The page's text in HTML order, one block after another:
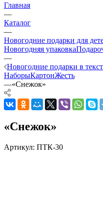
Главная
—
Каталог
—
Новогодние подарки для
Новогодняя упаковка
—
Новогодние подарки в
НаборыКартонЖесть
—«Снежок»
«Снежок»
Артикул: ПТК-30